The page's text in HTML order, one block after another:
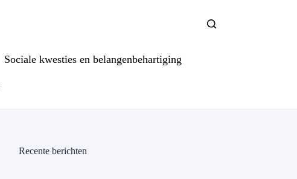
Sociale kwesties en belangenbehartiging
Recente berichten